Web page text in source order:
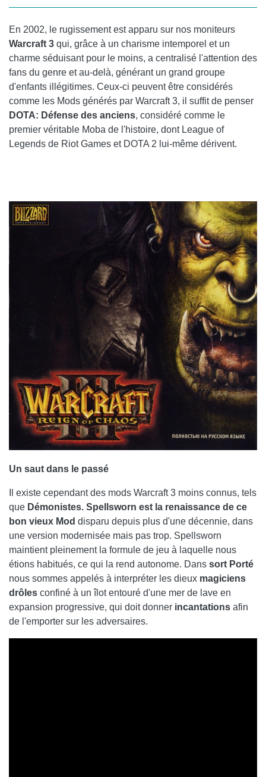
En 2002, le rugissement est apparu sur nos moniteurs
Warcraft 3 qui, grâce à un charisme intemporel et un
charme séduisant pour le moins, a centralisé l'attention des
fans du genre et au-delà, générant un grand groupe
d'enfants illégitimes. Ceux-ci peuvent être considérés
comme les Mods générés par Warcraft 3, il suffit de penser
DOTA: Défense des anciens, considéré comme le
premier véritable Moba de l'histoire, dont League of
Legends de Riot Games et DOTA 2 lui-même dérivent.
Un saut dans le passé
Il existe cependant des mods Warcraft 3 moins connus, tels
que Démonistes. Spellsworn est la renaissance de ce
bon vieux Mod disparu depuis plus d'une décennie, dans
une version modernisée mais pas trop. Spellsworn
maintient pleinement la formule de jeu à laquelle nous
étions habitués, ce qui la rend autonome. Dans sort Porté
nous sommes appelés à interpréter les dieux magiciens
drôles confiné à un îlot entouré d'une mer de lave en
expansion progressive, qui doit donner incantations afin
de l'emporter sur les adversaires.